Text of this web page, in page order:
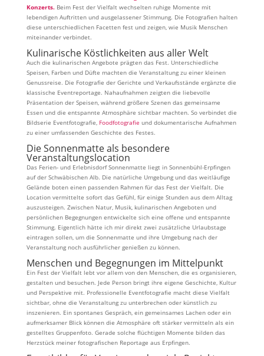
Konzerts. Beim Fest der Vielfalt wechselten ruhige Momente mit
lebendigen Auftritten und ausgelassener Stimmung. Die Fotografien halten
diese unterschiedlichen Facetten fest und zeigen, wie Musik Menschen
miteinander verbindet.
Kulinarische Köstlichkeiten aus aller Welt
Auch die kulinarischen Angebote prägten das Fest. Unterschiedliche
Speisen, Farben und Düfte machten die Veranstaltung zu einer kleinen
Genussreise. Die Fotografie der Gerichte und Verkaufsstände ergänzte die
klassische Eventreportage. Nahaufnahmen zeigten die liebevolle
Präsentation der Speisen, während größere Szenen das gemeinsame
Essen und die entspannte Atmosphäre sichtbar machten. So verbindet die
Bildserie Eventfotografie, Foodfotografie und dokumentarische Aufnahmen
zu einer umfassenden Geschichte des Festes.
Die Sonnenmatte als besondere
Veranstaltungslocation
Das Ferien- und Erlebnisdorf Sonnenmatte liegt in Sonnenbühl-Erpfingen
auf der Schwäbischen Alb. Die natürliche Umgebung und das weitläufige
Gelände boten einen passenden Rahmen für das Fest der Vielfalt. Die
Location vermittelte sofort das Gefühl, für einige Stunden aus dem Alltag
auszusteigen. Zwischen Natur, Musik, kulinarischen Angeboten und
persönlichen Begegnungen entwickelte sich eine offene und entspannte
Stimmung. Eigentlich hätte ich mir direkt zwei zusätzliche Urlaubstage
eintragen sollen, um die Sonnenmatte und ihre Umgebung nach der
Veranstaltung noch ausführlicher genießen zu können.
Menschen und Begegnungen im Mittelpunkt
Ein Fest der Vielfalt lebt vor allem von den Menschen, die es organisieren,
gestalten und besuchen. Jede Person bringt ihre eigene Geschichte, Kultur
und Perspektive mit. Professionelle Eventfotografie macht diese Vielfalt
sichtbar, ohne die Veranstaltung zu unterbrechen oder künstlich zu
inszenieren. Ein spontanes Gespräch, ein gemeinsames Lachen oder ein
aufmerksamer Blick können die Atmosphäre oft stärker vermitteln als ein
gestelltes Gruppenfoto. Gerade solche flüchtigen Momente bilden das
Herzstück meiner fotografischen Reportage aus Erpfingen.